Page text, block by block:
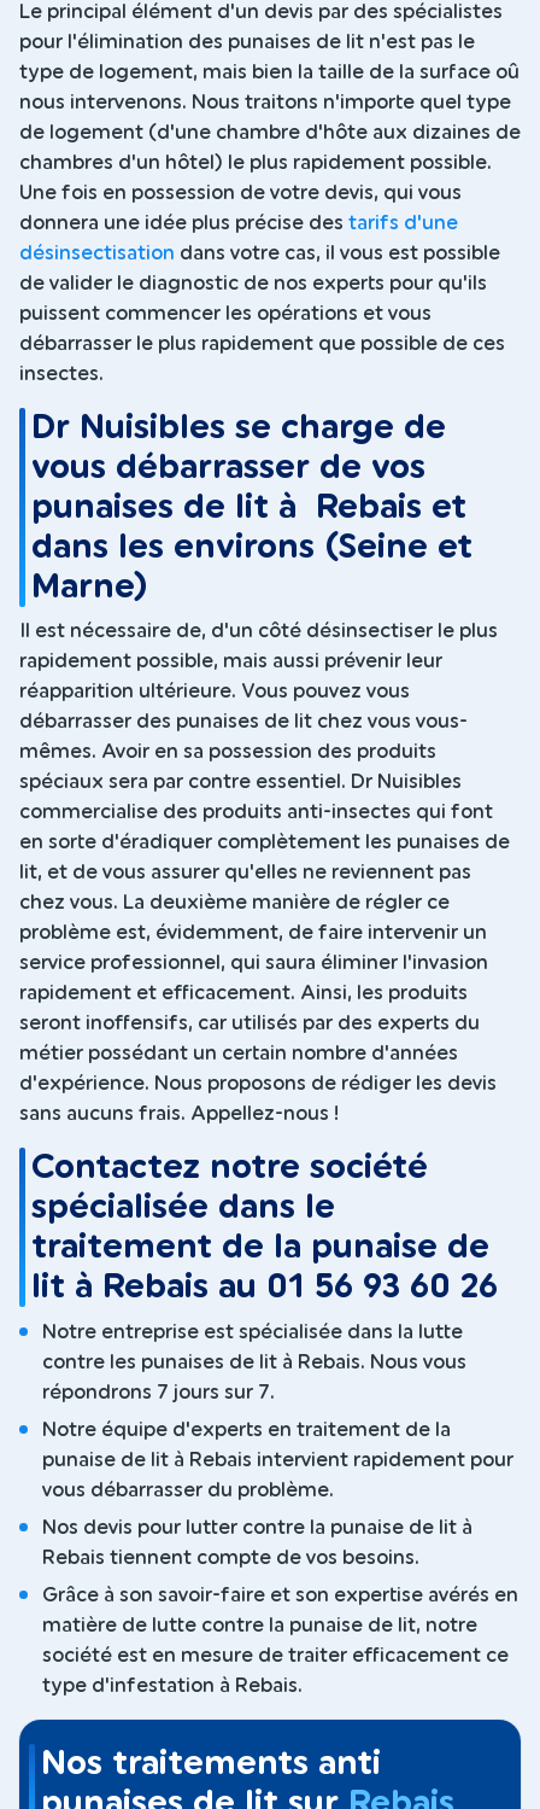
Le principal élément d'un devis par des spécialistes
pour l'élimination des punaises de lit n'est pas le
type de logement, mais bien la taille de la surface oû
nous intervenons. Nous traitons n'importe quel type
de logement (d'une chambre d'hôte aux dizaines de
chambres d'un hôtel) le plus rapidement possible.
Une fois en possession de votre devis, qui vous
donnera une idée plus précise des tarifs d'une
désinsectisation dans votre cas, il vous est possible
de valider le diagnostic de nos experts pour qu'ils
puissent commencer les opérations et vous
débarrasser le plus rapidement que possible de ces
insectes.
Dr Nuisibles se charge de
vous débarrasser de vos
punaises de lit à Rebais et
dans les environs (Seine et
Marne)
Il est nécessaire de, d'un côté désinsectiser le plus
rapidement possible, mais aussi prévenir leur
réapparition ultérieure. Vous pouvez vous
débarrasser des punaises de lit chez vous vous-
mêmes. Avoir en sa possession des produits
spéciaux sera par contre essentiel. Dr Nuisibles
commercialise des produits anti-insectes qui font
en sorte d'éradiquer complètement les punaises de
lit, et de vous assurer qu'elles ne reviennent pas
chez vous. La deuxième manière de régler ce
problème est, évidemment, de faire intervenir un
service professionnel, qui saura éliminer l'invasion
rapidement et efficacement. Ainsi, les produits
seront inoffensifs, car utilisés par des experts du
métier possédant un certain nombre d'années
d'expérience. Nous proposons de rédiger les devis
sans aucuns frais. Appellez-nous !
Contactez notre société
spécialisée dans le
traitement de la punaise de
lit à Rebais au 01 56 93 60 26
Notre entreprise est spécialisée dans la lutte
contre les punaises de lit à Rebais. Nous vous
répondrons 7 jours sur 7.
Notre équipe d'experts en traitement de la
punaise de lit à Rebais intervient rapidement pour
vous débarrasser du problème.
Nos devis pour lutter contre la punaise de lit à
Rebais tiennent compte de vos besoins.
Grâce à son savoir-faire et son expertise avérés en
matière de lutte contre la punaise de lit, notre
société est en mesure de traiter efficacement ce
type d'infestation à Rebais.
Nos traitements anti